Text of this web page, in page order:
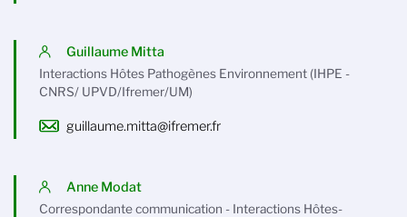
Guillaume Mitta
Interactions Hôtes Pathogènes Environnement (IHPE -
CNRS/ UPVD/Ifremer/UM)
guillaume.mitta@ifremer.fr
Anne Modat
Correspondante communication - Interactions Hôtes-